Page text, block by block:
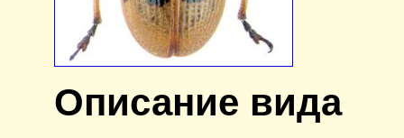
Описание вида